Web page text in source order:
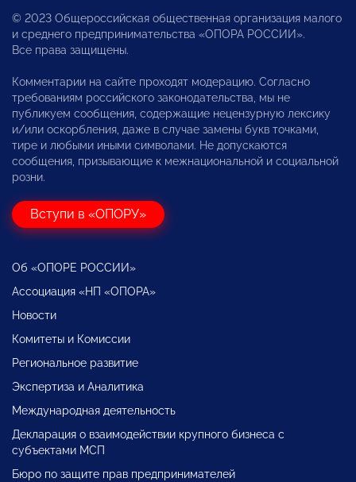
© 2023 Общероссийская общественная организация малого
и среднего предпринимательства «ОПОРА РОССИИ».
Все права защищены.
Комментарии на сайте проходят модерацию. Согласно
требованиям российского законодательства, мы не
публикуем сообщения, содержащие нецензурную лексику
и/или оскорбления, даже в случае замены букв точками,
тире и любыми иными символами. Не допускаются
сообщения, призывающие к межнациональной и социальной
розни.
Вступи в «ОПОРУ»
Об «ОПОРЕ РОССИИ»
Ассоциация «НП «ОПОРА»
Новости
Комитеты и Комиссии
Региональное развитие
Экспертиза и Аналитика
Международная деятельность
Декларация о взаимодействии крупного бизнеса с
субъектами МСП
Бюро по защите прав предпринимателей